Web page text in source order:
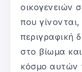
οικογενειών
που
περιγραφική
στο βίωμα
κόσμο αυτών